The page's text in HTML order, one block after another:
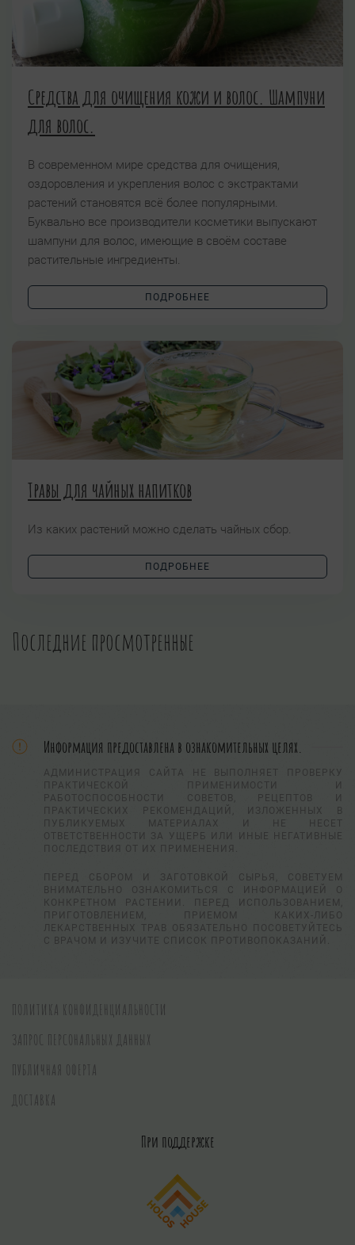
Средства для очищения кожи и волос. Шампуни
для волос.
В современном мире средства для очищения,
оздоровления и укрепления волос с экстрактами
растений становятся всё более популярными.
Буквально все производители косметики выпускают
шампуни для волос, имеющие в своём составе
растительные ингредиенты.
ПОДРОБНЕЕ
Травы для чайных напитков
Из каких растений можно сделать чайных сбор.
ПОДРОБНЕЕ
Последние просмотренные
Информация предоставлена в ознакомительных целях.
АДМИНИСТРАЦИЯ САЙТА НЕ ВЫПОЛНЯЕТ ПРОВЕРКУ
ПРАКТИЧЕСКОЙ ПРИМЕНИМОСТИ И
РАБОТОСПОСОБНОСТИ СОВЕТОВ, РЕЦЕПТОВ И
ПРАКТИЧЕСКИХ РЕКОМЕНДАЦИЙ, ИЗЛОЖЕННЫХ В
ПУБЛИКУЕМЫХ МАТЕРИАЛАХ И НЕ НЕСЕТ
ОТВЕТСТВЕННОСТИ ЗА УЩЕРБ ИЛИ ИНЫЕ НЕГАТИВНЫЕ
ПОСЛЕДСТВИЯ ОТ ИХ ПРИМЕНЕНИЯ.
ПЕРЕД СБОРОМ И ЗАГОТОВКОЙ СЫРЬЯ, СОВЕТУЕМ
ВНИМАТЕЛЬНО ОЗНАКОМИТЬСЯ С ИНФОРМАЦИЕЙ О
КОНКРЕТНОМ РАСТЕНИИ. ПЕРЕД ИСПОЛЬЗОВАНИЕМ,
ПРИГОТОВЛЕНИЕМ, ПРИЕМОМ КАКИХ-ЛИБО
ЛЕКАРСТВЕННЫХ ТРАВ ОБЯЗАТЕЛЬНО ПОСОВЕТУЙТЕСЬ
С ВРАЧОМ И ИЗУЧИТЕ СПИСОК ПРОТИВОПОКАЗАНИЙ.
ПОЛИТИКА КОНФИДЕНЦИАЛЬНОСТИ
ЗАПРОС ПЕРСОНАЛЬНЫХ ДАННЫХ
ПУБЛИЧНАЯ ОФЕРТА
ДОСТАВКА
При поддержке